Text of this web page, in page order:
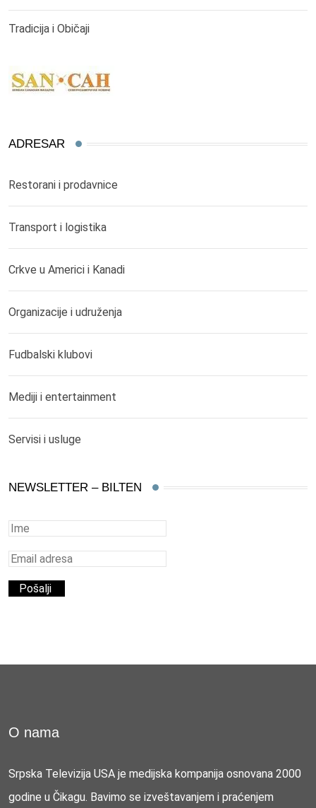
Tradicija i Običaji
ADRESAR
Restorani i prodavnice
Transport i logistika
Crkve u Americi i Kanadi
Organizacije i udruženja
Fudbalski klubovi
Mediji i entertainment
Servisi i usluge
NEWSLETTER – BILTEN
O nama
Srpska Televizija USA je medijska kompanija osnovana 2000
godine u Čikagu. Bavimo se izveštavanjem i praćenjem